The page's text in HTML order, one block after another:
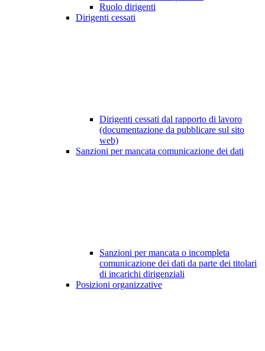
Ruolo dirigenti
Dirigenti cessati
Dirigenti cessati dal rapporto di lavoro
(documentazione da pubblicare sul sito
web)
Sanzioni per mancata comunicazione dei dati
Sanzioni per mancata o incompleta
comunicazione dei dati da parte dei titolari
di incarichi dirigenziali
Posizioni organizzative